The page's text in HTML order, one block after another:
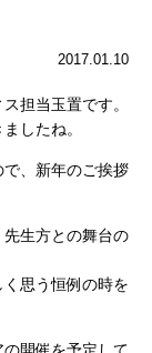
2017.01.10
担当玉置です。
したね。
、新年のご挨拶
生方との舞台の
思う恒例の時を
開催を予定して